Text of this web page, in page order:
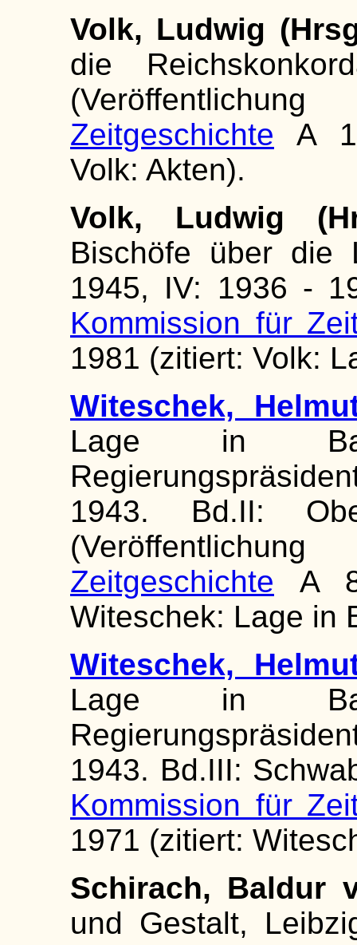
Volk, Ludwig
die
Zeitgeschichte A
Volk: Akten).
Volk, Ludwig
Bischöfe über die
1945, IV: 1936 -
Kommission für
1981 (zitiert: Volk:
Witeschek,
Lage in
1943. Bd.II:
Zeitgeschichte A
Witeschek: Lage in
Witeschek,
Lage in
1943. Bd.III:
Kommission für
1971 (zitiert:
Schirach, Baldur
und Gestalt,